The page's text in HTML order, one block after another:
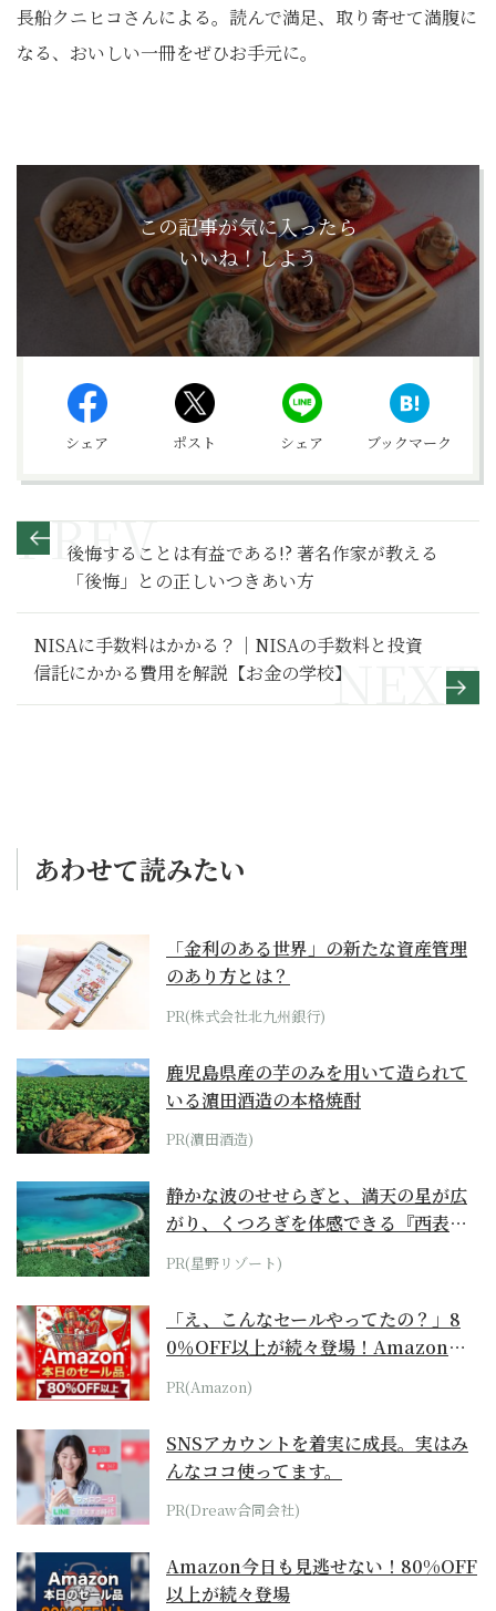
長船クニヒコさんによる。読んで満足、取り寄せて満腹に
なる、おいしい一冊をぜひお手元に。
この記事が気に入ったら
いいね！しよう
シェア ポスト シェア ブックマーク
後悔することは有益である!? 著名作家が教える
「後悔」との正しいつきあい方
NISAに手数料はかかる？｜NISAの手数料と投資
信託にかかる費用を解説【お金の学校】
あわせて読みたい
「金利のある世界」の新たな資産管理
のあり方とは？
PR(株式会社北九州銀行)
鹿児島県産の芋のみを用いて造られて
いる濵田酒造の本格焼酎
PR(濵田酒造)
静かな波のせせらぎと、満天の星が広
がり、くつろぎを体感できる『西表島
ホテル by...
PR(星野リゾート)
「え、こんなセールやってたの？」8
0％OFF以上が続々登場！Amazonの
本気が...
PR(Amazon)
SNSアカウントを着実に成長。実はみ
んなココ使ってます。
PR(Dreaw合同会社)
Amazon今日も見逃せない！80%OFF
以上が続々登場